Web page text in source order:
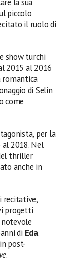
piccolo
il ruolo di
show turchi
2015 al 2016
romantica
di Selin
come
per la
2018. Nel
thriller
anche in
recitative,
progetti
di Eda.
post-
.